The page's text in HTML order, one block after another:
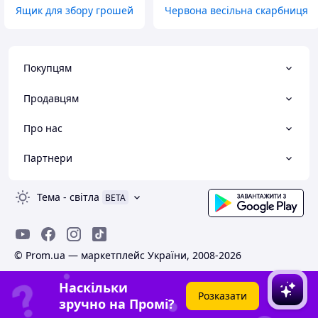
Ящик для збору грошей Червона весільна скарбниця
Покупцям
Продавцям
Про нас
Партнери
Тема - світла BETA
© Prom.ua — маркетплейс України, 2008-2026
Наскільки
зручно на Промі?
Розказати